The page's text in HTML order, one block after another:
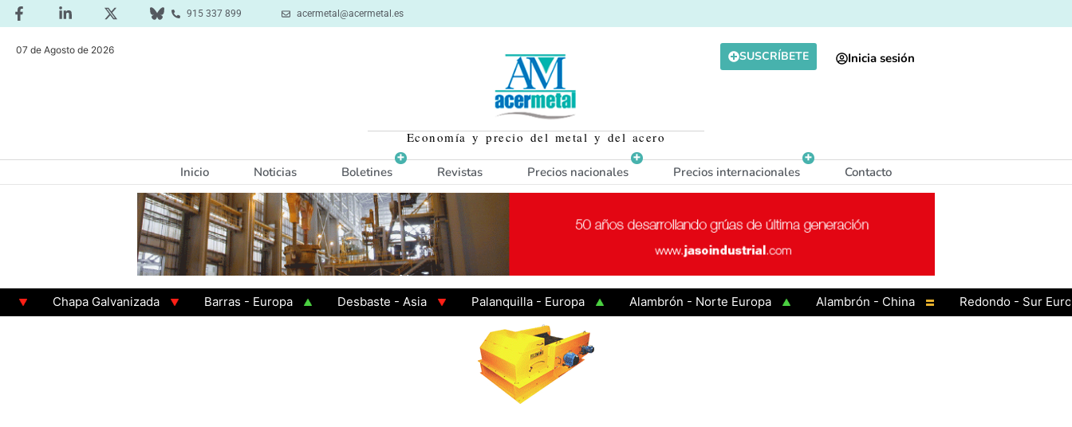
915 337 899 acermetal@acermetal.es
07 de Agosto de 2026
Economía y precio del metal y del acero
SUSCRÍBETE Inicia sesión
Inicio Noticias Boletines Revistas Precios nacionales Precios internacionales Contacto
Chapa Galvanizada Barras - Europa Desbaste - Asia Palanquilla - Europa Alambrón - Norte Europa Alambrón - China
Redondo - Sur Europa